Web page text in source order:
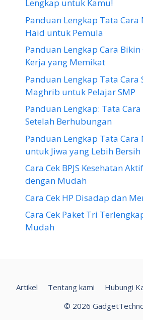
Lengkap untuk Kamu!
Panduan Lengkap Tata
Haid untuk Pemula
Panduan Lengkap Cara Bikin
Kerja yang Memikat
Panduan Lengkap Tata Cara
Maghrib untuk Pelajar SMP
Panduan Lengkap: Tata
Setelah Berhubungan
Panduan Lengkap Tata
untuk Jiwa yang Lebih Bersih
Cara Cek BPJS Kesehatan
dengan Mudah
Cara Cek HP Disadap dan
Cara Cek Paket Tri
Mudah
Artikel Tentang kami Hubungi
© 2026